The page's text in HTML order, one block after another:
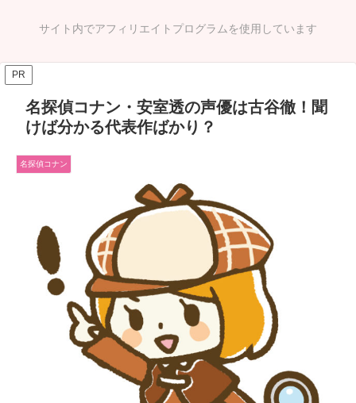
サイト内でアフィリエイトプログラムを使用しています
PR
名探偵コナン・安室透の声優は古谷徹！聞
けば分かる代表作ばかり？
名探偵コナン